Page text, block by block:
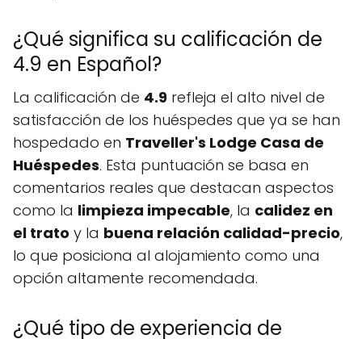
¿Qué significa su calificación de
4.9 en Español?
La calificación de 4.9 refleja el alto nivel de
satisfacción de los huéspedes que ya se han
hospedado en Traveller's Lodge Casa de
Huéspedes. Esta puntuación se basa en
comentarios reales que destacan aspectos
como la limpieza impecable, la calidez en
el trato y la buena relación calidad-precio,
lo que posiciona al alojamiento como una
opción altamente recomendada.
¿Qué tipo de experiencia de